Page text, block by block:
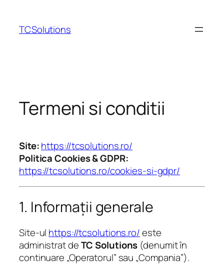
conținut
TCSolutions
Termeni si conditii
Site:https://tcsolutions.ro/
Politica Cookies & GDPR:
https://tcsolutions.ro/cookies-si-gdpr/
1. Informații generale
Site-ul https://tcsolutions.ro/este
administrat deTC Solutions (denumit în
continuare „Operatorul” sau „Compania”).